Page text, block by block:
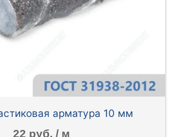
арматура 10 мм
22 руб. / м